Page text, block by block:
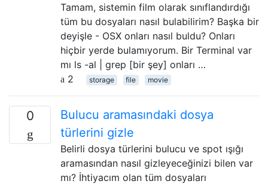
Tamam, sistemin film olarak sınıflandırdığı
tüm bu dosyaları nasıl bulabilirim? Başka bir
deyişle - OSX onları nasıl buldu? Onları
hiçbir yerde bulamıyorum. Bir Terminal var
mı ls -al | grep [bir şey] onları …
2
storage file movie
0
Bulucu aramasındaki dosya
türlerini gizle
Belirli dosya türlerini bulucu ve spot ışığı
aramasından nasıl gizleyeceğinizi bilen var
mı? İhtiyacım olan tüm dosyaları